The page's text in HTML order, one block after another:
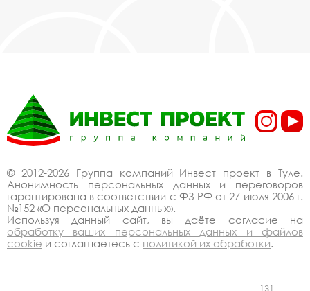
© 2012-2026 Группа компаний Инвест проект в Туле.
Анонимность персональных данных и переговоров
гарантирована в соответствии с ФЗ РФ от 27 июля 2006 г.
№152 «О персональных данных».
Используя данный сайт, вы даёте согласие на
обработку ваших персональных данных и файлов
cookie и соглашаетесь с политикой их обработки
131